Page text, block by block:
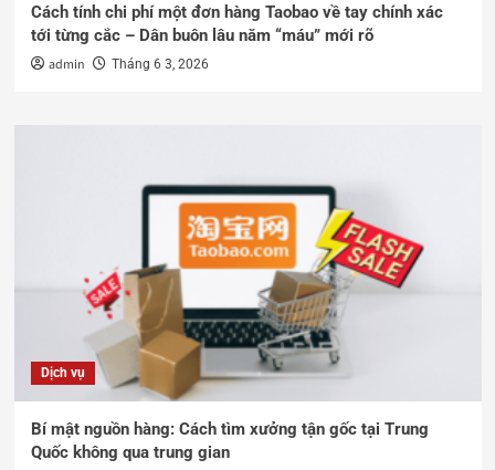
Cách tính chi phí một đơn hàng Taobao về tay chính xác
tới từng cắc – Dân buôn lâu năm “máu” mới rõ
admin Tháng 6 3, 2026
Dịch vụ
Bí mật nguồn hàng: Cách tìm xưởng tận gốc tại Trung
Quốc không qua trung gian